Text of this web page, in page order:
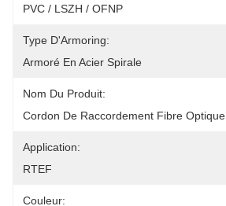
PVC / LSZH / OFNP
Type D'Armoring:
Armoré En Acier Spirale
Nom Du Produit:
Cordon De Raccordement Fibre Optique
Application:
RTEF
Couleur: